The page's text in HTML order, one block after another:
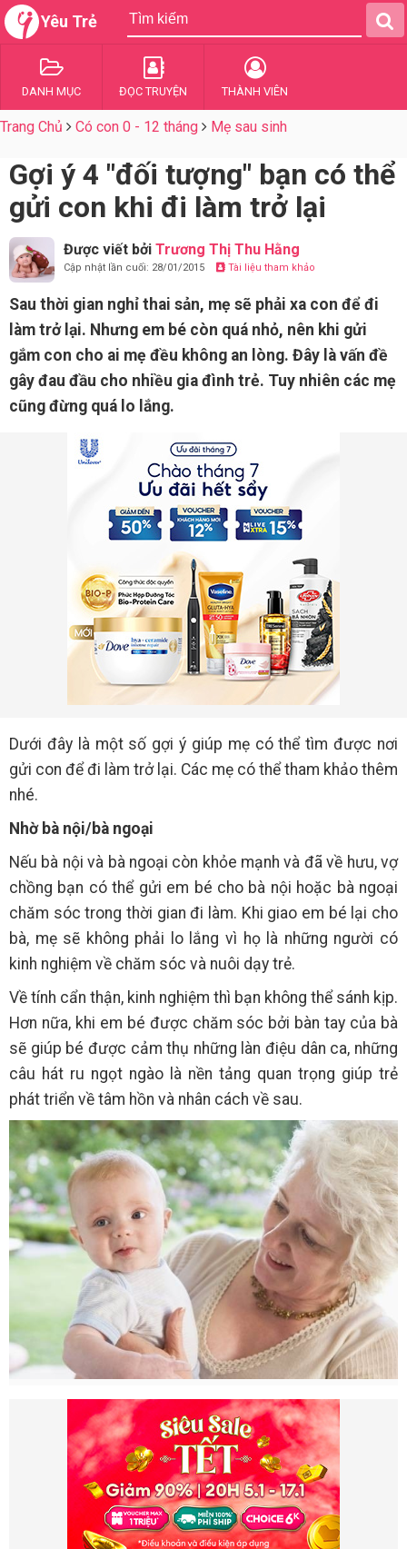
Yêu Trẻ
DANH MỤC ĐỌC TRUYỆN THÀNH VIÊN
Trang Chủ Có con 0 - 12 tháng Mẹ sau sinh
Gợi ý 4 "đối tượng" bạn có thể
gửi con khi đi làm trở lại
Được viết bởi Trương Thị Thu Hằng
Cập nhật lần cuối: 28/01/2015 Tài liệu tham khảo
Sau thời gian nghỉ thai sản, mẹ sẽ phải xa con để đi
làm trở lại. Nhưng em bé còn quá nhỏ, nên khi gửi
gắm con cho ai mẹ đều không an lòng. Đây là vấn đề
gây đau đầu cho nhiều gia đình trẻ. Tuy nhiên các mẹ
cũng đừng quá lo lắng.
Dưới đây là một số gợi ý giúp mẹ có thể tìm được nơi
gửi con để đi làm trở lại. Các mẹ có thể tham khảo thêm
nhé.
Nhờ bà nội/bà ngoại
Nếu bà nội và bà ngoại còn khỏe mạnh và đã về hưu, vợ
chồng bạn có thể gửi em bé cho bà nội hoặc bà ngoại
chăm sóc trong thời gian đi làm. Khi giao em bé lại cho
bà, mẹ sẽ không phải lo lắng vì họ là những người có
kinh nghiệm về chăm sóc và nuôi dạy trẻ.
Về tính cẩn thận, kinh nghiệm thì bạn không thể sánh kịp.
Hơn nữa, khi em bé được chăm sóc bởi bàn tay của bà
sẽ giúp bé được cảm thụ những làn điệu dân ca, những
câu hát ru ngọt ngào là nền tảng quan trọng giúp trẻ
phát triển về tâm hồn và nhân cách về sau.